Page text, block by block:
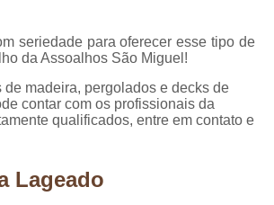
Planejados Residênciais
Painel
de Madeira em São Paulo
Painel
Painel de Madeira para área
de Madeira para Sala
Painel de
seriedade para oferecer esse tipo de
da Assoalhos São Miguel!
madeira, pergolados e decks de
contar com os profissionais da
qualificados, entre em contato e
Lageado